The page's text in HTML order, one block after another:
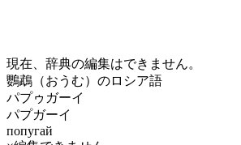
現在、辞典の編集はできません。
鸚鵡（おうむ）のロシア語
パプゥガーイ
パプガーイ
попугай